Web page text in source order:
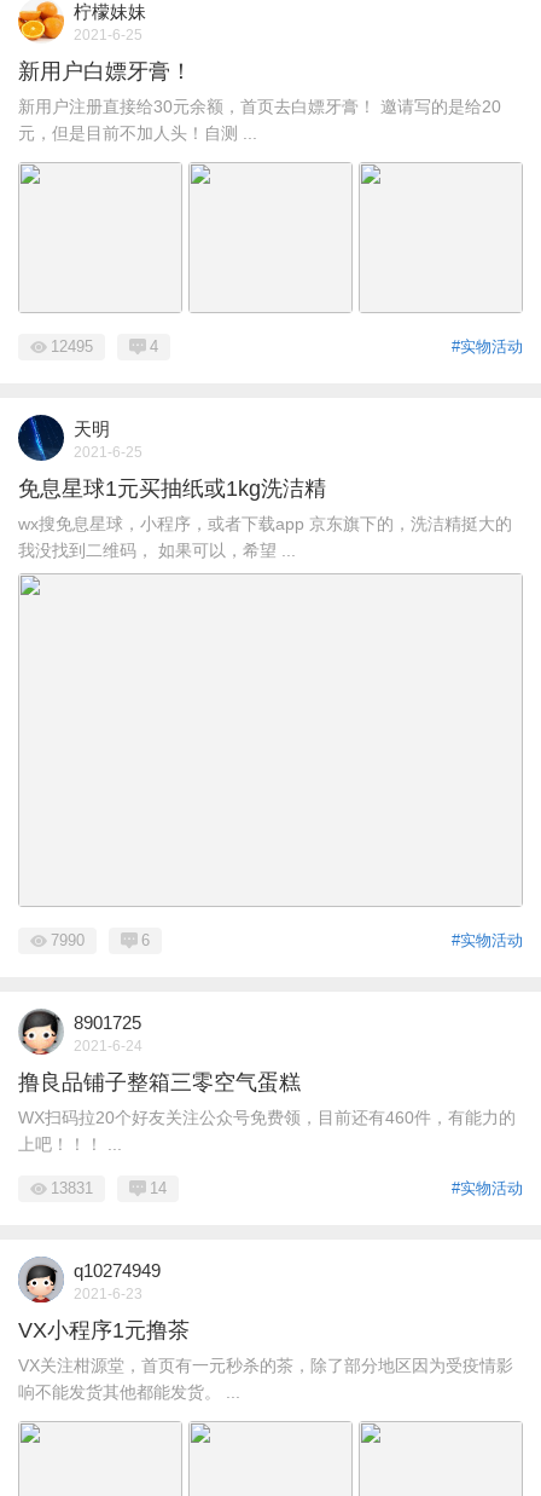
柠檬妹妹
2021-6-25
新用户白嫖牙膏！
新用户注册直接给30元余额，首页去白嫖牙膏！ 邀请写的是给20
元，但是目前不加人头！自测 ...
#实物活动
12495 4
天明
2021-6-25
免息星球1元买抽纸或1kg洗洁精
wx搜免息星球，小程序，或者下载app 京东旗下的，洗洁精挺大的
我没找到二维码， 如果可以，希望 ...
#实物活动
7990 6
8901725
2021-6-24
撸良品铺子整箱三零空气蛋糕
WX扫码拉20个好友关注公众号免费领，目前还有460件，有能力的
上吧！！！ ...
#实物活动
13831 14
q10274949
2021-6-23
VX小程序1元撸茶
VX关注柑源堂，首页有一元秒杀的茶，除了部分地区因为受疫情影
响不能发货其他都能发货。 ...